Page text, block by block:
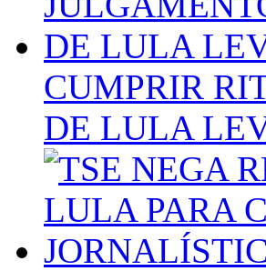
CUMPRIR
DE LULA